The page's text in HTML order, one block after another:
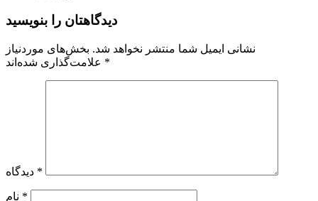
دیدگاهتان را بنویسید
نشانی ایمیل شما منتشر نخواهد شد. بخش‌های موردنیاز
*
*
*